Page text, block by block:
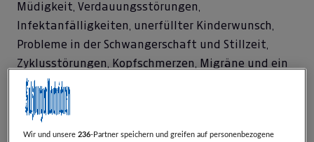
Müdigkeit, Verdauungsstörungen,
Infektanfälligkeiten, unerfüllter Kinderwunsch,
Probleme in der Schwangerschaft und Stillzeit,
Zyklusstörungen, Kopfschmerzen, Migräne und ein
negatives Gewichtsmanagement sind aus Sicht der
Traditionellen Chinesischen Medizin Folgen von
einem energetischen Ungleichgewicht im Körper.
Wir und unsere236-Partner speichern und greifen auf personenbezogene